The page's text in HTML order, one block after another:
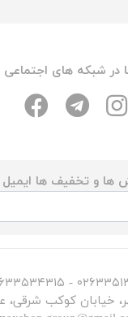
در شبکه های اجتماعی
ها و تخفیف ها ایمیل
- ۰۲۶۳۳۵۳۴۳۱۵